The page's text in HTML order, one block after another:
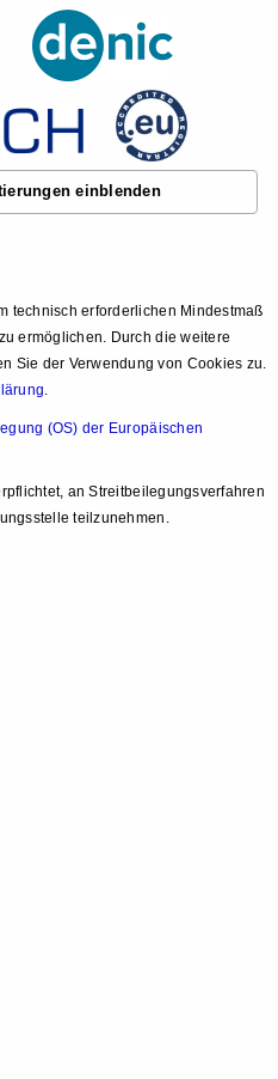
einblenden
technisch erforderlichen Mindestmaß
ermöglichen. Durch die weitere
Sie der Verwendung von Cookies zu.
.
(OS) der Europäischen
an Streitbeilegungsverfahren
teilzunehmen.